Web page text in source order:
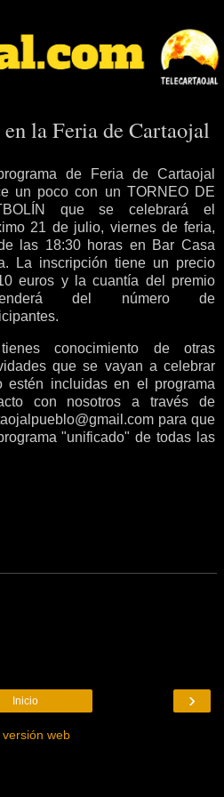
la Feria de Cartaojal
de Feria de Cartaojal
un poco con un TORNEO DE
que se celebrará el
21 de julio, viernes de feria,
las 18:30 horas en Bar Casa
La inscripción tiene un precio
euros y la cuantía del premio
del número de
conocimiento de otras
que se vayan a celebrar
incluidas en el programa
con nosotros a través de
para que
"unificado" de todas las
›
Inicio
versión web